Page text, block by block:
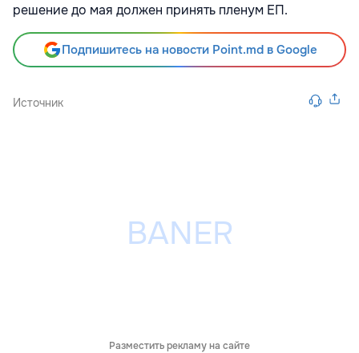
решение до мая должен принять пленум ЕП.
Подпишитесь на новости Point.md в Google
Источник
Разместить рекламу на сайте